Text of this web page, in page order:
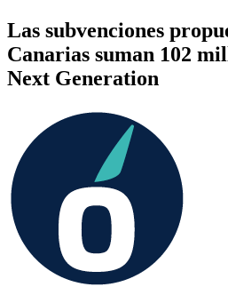
Las subvenciones
Canarias suman 102
Next Generation